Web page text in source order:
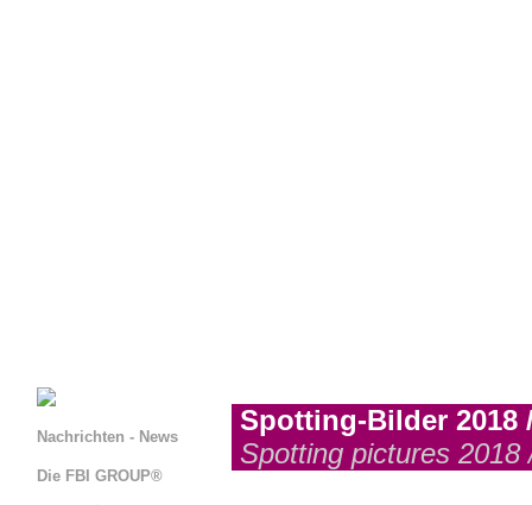
Nachrichten - News
Die FBI GROUP®
Spotting-Bilder 2018
Spotting pictures 2018